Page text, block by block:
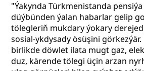
"Ýakynda Türkmenistanda
düýbünden ýalan habarlar gelip
tölegleriň mukdary ýokary
sosial-ykdysady ösüşini
birlikde döwlet ilata mugt gaz,
duz, kärende tölegi üçin arzan